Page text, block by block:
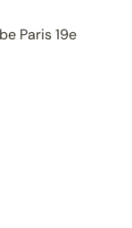
Paris 19e